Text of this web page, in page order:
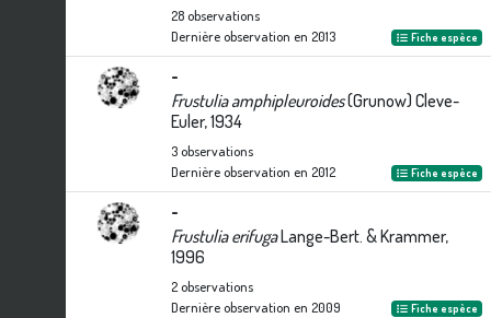
28observations
Dernière observation en 2013 Fiche espèce
-
Frustulia amphipleuroides(Grunow) Cleve-
Euler, 1934
3observations
Dernière observation en 2012 Fiche espèce
-
Frustulia erifugaLange-Bert. & Krammer,
1996
2observations
Dernière observation en 2009 Fiche espèce